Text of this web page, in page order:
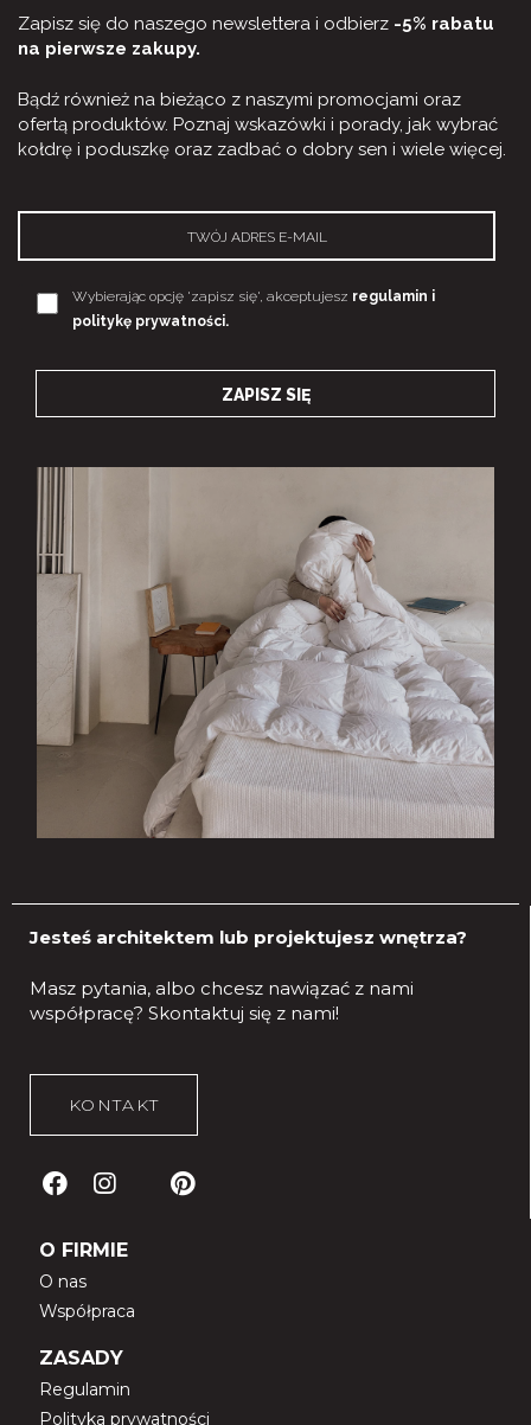
Zapisz się do naszego newslettera i odbierz -5% rabatu
na pierwsze zakupy.
Bądź również na bieżąco z naszymi promocjami oraz
ofertą produktów. Poznaj wskazówki i porady, jak wybrać
kołdrę i poduszkę oraz zadbać o dobry sen i wiele więcej.
Wybierając opcję 'zapisz się', akceptujesz regulamin i
politykę prywatności.
Jesteś architektem lub projektujesz wnętrza?
Masz pytania, albo chcesz nawiązać z nami
współpracę? Skontaktuj się z nami!
KONTAKT
O FIRMIE
O nas
Współpraca
ZASADY
Regulamin
Polityka prywatności